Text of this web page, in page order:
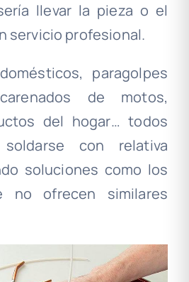
llevar la pieza o el
servicio profesional.
paragolpes
de motos,
del hogar… todos
con relativa
soluciones como los
no ofrecen similares